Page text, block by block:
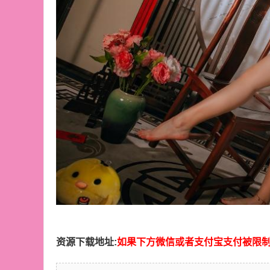
资源下载地址:如果下方微信或者支付宝支付被限